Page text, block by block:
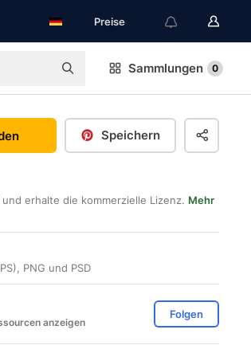
Preise
Sammlungen 0
Speichern
erhalte die kommerzielle Lizenz. Mehr
PNG und PSD
anzeigen
Folgen